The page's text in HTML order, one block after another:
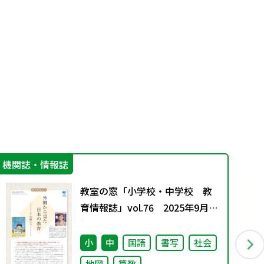
機関誌・情報誌
教室の窓「小学校・中学校 教
育情報誌」vol.76 2025年9月発
行
小 中 国語 書写
社会